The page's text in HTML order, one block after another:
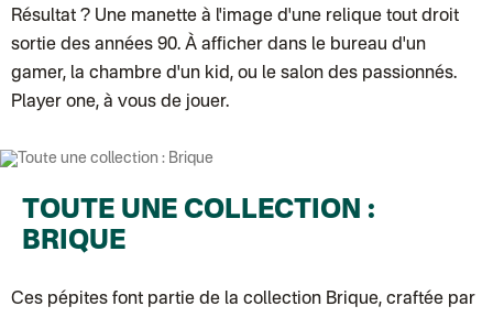
Colissimo suivi (expédition Minoe)
Lettre suivie (expédition April Eleven)
Colissimo suivi (expédition Petit Coq)
Lettre suivie (expédition Les mots doux)
Colissimo suivi (expédition Papier Curieux)
Lettre Suivie (expédition Atelier Wagram)
DPD colis suivi (expédition Bounce)
Colis suivi (expédition Loia)
Colissimo personnalisé
Colis suivi (expédition Maison Roshi)
Colissimo suivi (expédition Connoisseur)
Colissimo suivi (expédition April Eleven)
Belgique
Résultat ? Une manette à l'image d'une relique tout droit
sortie des années 90. À afficher dans le bureau d'un
gamer, la chambre d'un kid, ou le salon des passionnés.
Player one, à vous de jouer.
TOUTE UNE COLLECTION :
BRIQUE
Ces pépites font partie de la collection Brique, craftée par